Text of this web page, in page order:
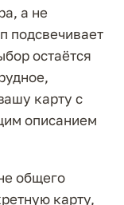
а не
подсвечивает
остаётся
карту с
описанием
общего
карту,